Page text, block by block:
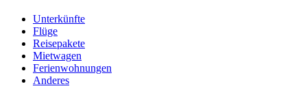
Unterkünfte
Flüge
Reisepakete
Mietwagen
Ferienwohnungen
Anderes